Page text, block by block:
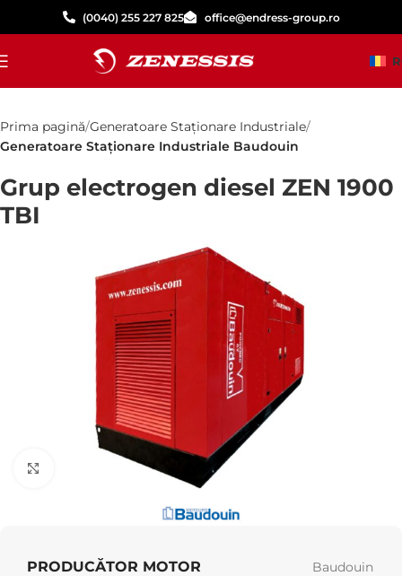
(0040) 255 227 825 office@endress-group.ro
Prima pagină Generatoare Staționare Industriale
Generatoare Staționare Industriale Baudouin
Grup electrogen diesel ZEN 1900
TBI
Click pentru a mări
PRODUCĂTOR MOTOR Baudouin